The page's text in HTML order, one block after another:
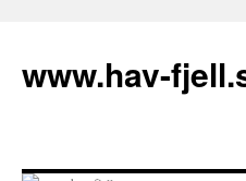
innehåll
www.hav-